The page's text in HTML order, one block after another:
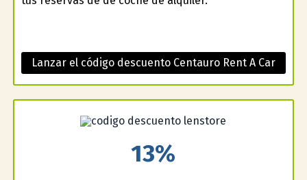
Lanzar el código descuento Centauro Rent A Car
13%